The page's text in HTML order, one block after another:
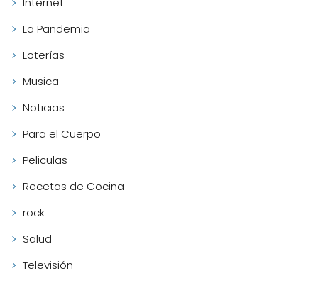
La Pandemia
Loterías
Musica
Noticias
Para el Cuerpo
Peliculas
Recetas de Cocina
rock
Salud
Televisión